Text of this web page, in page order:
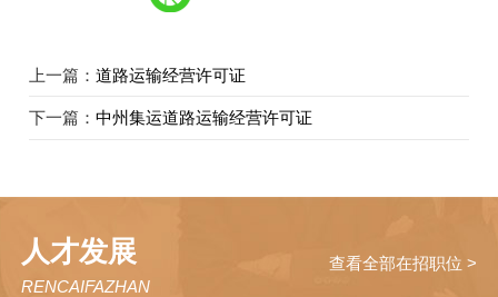
上一篇： 道路运输经营许可证
下一篇： 中州集运道路运输经营许可证
人才发展
RENCAIFAZHAN
查看全部在招职位 >